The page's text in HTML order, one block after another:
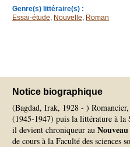
Genre(s) littéraire(s) :
Essai-étude, Nouvelle, Roman
Notice biographique
(Bagdad, Irak, 1928 - )
(1945-1947) puis la littérature à la
il devient chroniqueur au
de cours à la Faculté des sciences